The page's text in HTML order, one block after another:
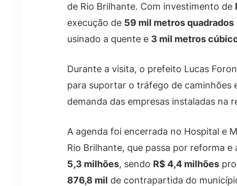
de Rio Brilhante. Com investimento de
execução de 59 mil metros quadrados
usinado a quente e 3 mil metros
Durante a visita, o prefeito Lucas
para suportar o tráfego de caminhões
demanda das empresas instaladas na
A agenda foi encerrada no Hospital e
Rio Brilhante, que passa por reforma
5,3 milhões, sendo R$ 4,4 milhões
876,8 mil de contrapartida do